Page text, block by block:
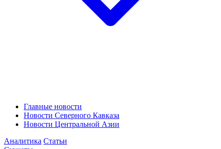
Главные новости
Новости Северного Кавказа
Новости Центральной Азии
Аналитика Статьи